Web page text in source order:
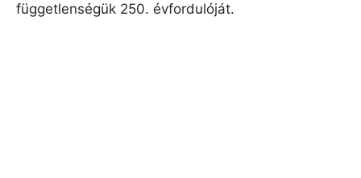
függetlenségük 250. évfordulóját.